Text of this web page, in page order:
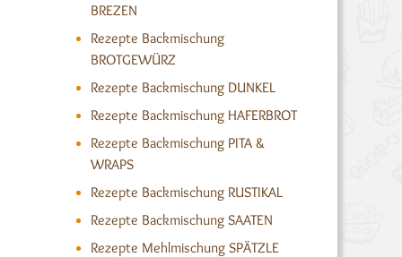
BREZEN
Rezepte Backmischung
BROTGEWÜRZ
Rezepte Backmischung DUNKEL
Rezepte Backmischung HAFERBROT
Rezepte Backmischung PITA &
WRAPS
Rezepte Backmischung RUSTIKAL
Rezepte Backmischung SAATEN
Rezepte Mehlmischung SPÄTZLE